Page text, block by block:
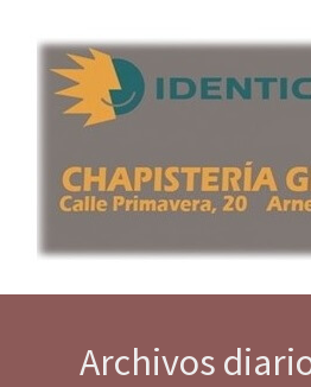
Archivos